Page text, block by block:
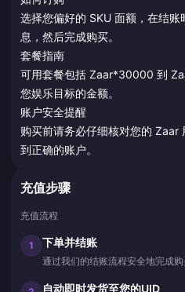
选择您偏好的 SKU 面额，在结
息，然后完成购买。
套餐指南
可用套餐包括 Zaar*30000 到
您娱乐目标的金额。
账户安全提醒
购买前请务必仔细核对您的 Zaar
到正确的账户。
充值步骤
充值流程
1 下单并结账
通过我们的结账流程安全地完成购
自动即时发货至您的UID